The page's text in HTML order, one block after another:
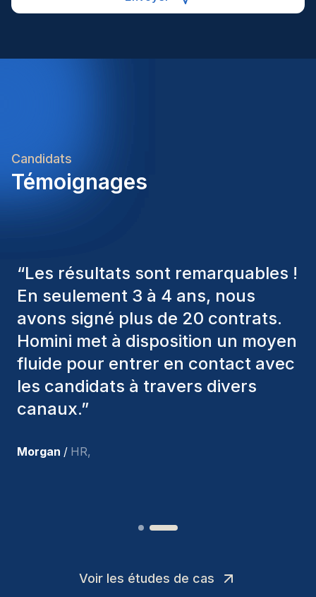
Candidats
Témoignages
“Les consultants Homini ont
toujours pris en considération
divers critères pour nous proposer
les bons candidats. Ceux que
nous avons recrutés sont toujours
parmi nous, et personnellement, je
suis très satisfait des nouvelles
Voir les études de cas